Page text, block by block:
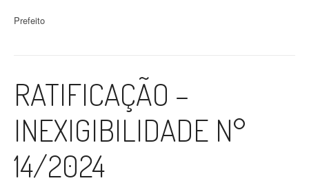
Prefeito
RATIFICAÇÃO –
INEXIGIBILIDADE N°
14/2024